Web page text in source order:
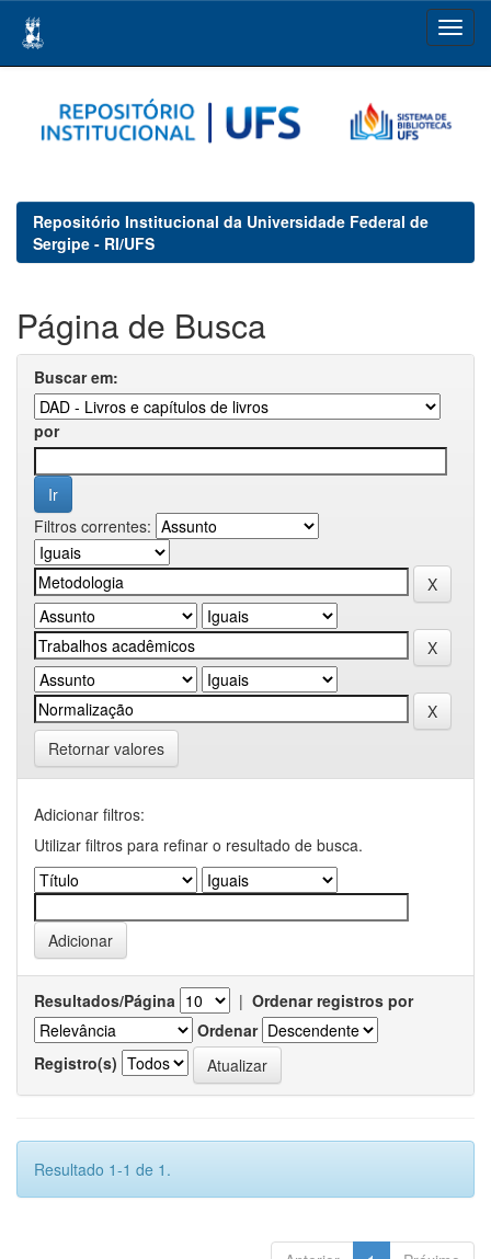
navigation
Repositório Institucional da Universidade Federal de
Sergipe - RI/UFS
Página de Busca
Buscar em:
por
Filtros correntes:
Retornar valores
Adicionar filtros:
Utilizar filtros para refinar o resultado de busca.
Resultados/Página | Ordenar registros por
Ordenar
Registro(s)
Resultado 1-1 de 1.